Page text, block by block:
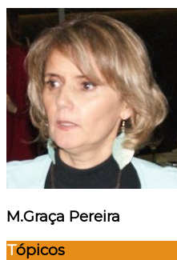
M.Graça Pereira
Tópicos